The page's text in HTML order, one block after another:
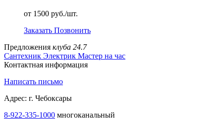
от 1500 руб./шт.
Заказать Позвонить
Предложения клуба 24.7
Сантехник Электрик Мастер на час
Контактная информация
Написать письмо
Адрес: г. Чебоксары
8-922-335-1000 многоканальный